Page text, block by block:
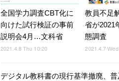
全国学力調査CBT化に
向けた試行検証の事前
説明会4月…文科省
2021.4.8 Thu 10:20
教員不足
省が2021
態調査
2021.4.7
デジタル教科書の現行基準撤廃、